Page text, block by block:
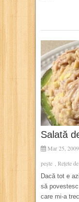
Salată
Mar 25, 2009
pește
Rețete
Dacă tot e
să
care mi-a